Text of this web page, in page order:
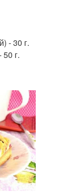
- 30 г.
г.